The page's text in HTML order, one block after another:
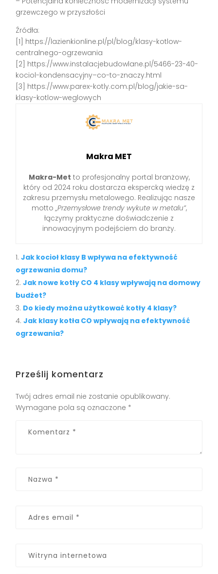
grzewczego w przyszłości
Źródła:
[1] https://lazienkionline.pl/pl/blog/klasy-kotlow-
centralnego-ogrzewania
[2] https://www.instalacjebudowlane.pl/5466-23-40-
kociol-kondensacyjny–co-to-znaczy.html
[3] https://www.parex-kotly.com.pl/blog/jakie-sa-
klasy-kotlow-weglowych
Makra MET
Makra-Met to profesjonalny portal branżowy,
który od 2024 roku dostarcza ekspercką wiedzę z
zakresu przemysłu metalowego. Realizując nasze
motto„Przemysłowe trendy wykute w metalu”,
łączymy praktyczne doświadczenie z
innowacyjnym podejściem do branży.
Jak kocioł klasy B wpływa na efektywność
ogrzewania domu?
Jak nowe kotły CO 4 klasy wpływają na domowy
budżet?
Do kiedy można użytkować kotły 4 klasy?
Jak klasy kotła CO wpływają na efektywność
ogrzewania?
Prześlij komentarz
Twój adres email nie zostanie opublikowany.
Wymagane pola są oznaczone *